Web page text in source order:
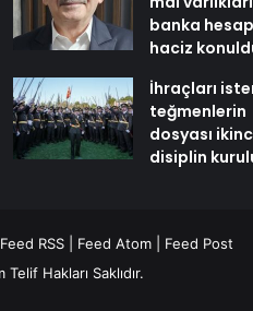
banka
haciz
İhraçları
teğmenlerin
dosyası
disiplin
Feed RSS| Feed Atom| Feed Post
Hakları Saklıdır.